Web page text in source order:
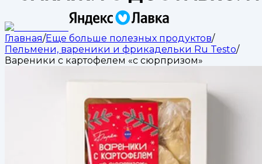
Главная/Еще больше полезных продуктов/
Пельмени, вареники и фрикадельки Ru Testo/
Вареники с картофелем «с сюрпризом»